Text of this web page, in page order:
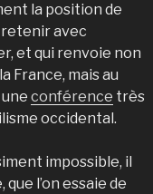
la position de
avec
et qui renvoie non
France, mais au
conférence très
occidental.
impossible, il
l’on essaie de